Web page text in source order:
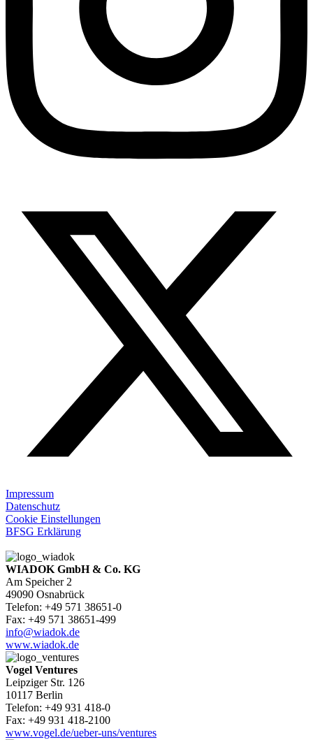
Impressum
Datenschutz
Cookie Einstellungen
BFSG Erklärung
WIADOK GmbH & Co. KG
Am Speicher 2
49090 Osnabrück
Telefon: +49 571 38651-0
Fax: +49 571 38651-499
info@wiadok.de
www.wiadok.de
Vogel Ventures
Leipziger Str. 126
10117 Berlin
Telefon: +49 931 418-0
Fax: +49 931 418-2100
www.vogel.de/ueber-uns/ventures